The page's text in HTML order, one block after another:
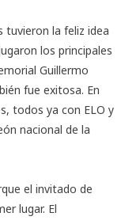
tuvieron la feliz idea
los principales
Guillermo
fue exitosa. En
todos ya con ELO y
nacional de la
el invitado de
lugar. El